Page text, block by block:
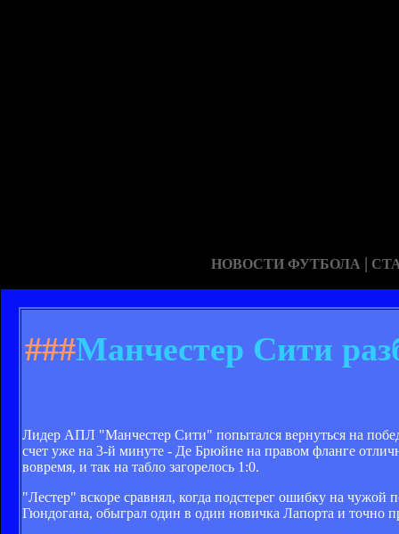
НОВОСТИ ФУТБОЛА |
###Манчестер Сити
Лидер АПЛ "Манчестер Сити" попытался вернуться на
счет уже на 3-й минуте - Де Брюйне на правом фланге
вовремя, и так на табло загорелось 1:0.
"Лестер" вскоре сравнял, когда подстерег ошибку на
Гюндогана, обыграл один в один новичка Лапорта и точно